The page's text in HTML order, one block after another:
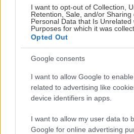
I want to opt-out of Collection,
Retention, Sale, and/or Sharing
Personal Data that Is Unrelated
Purposes for which it was
Opted Out
Google consents
I want to allow Google to
related to advertising like
device identifiers in apps.
I want to allow my user data to
Google for online advertising
και η δική μας εμπειρία από
Κρουαζιέρα από το Πόρτο